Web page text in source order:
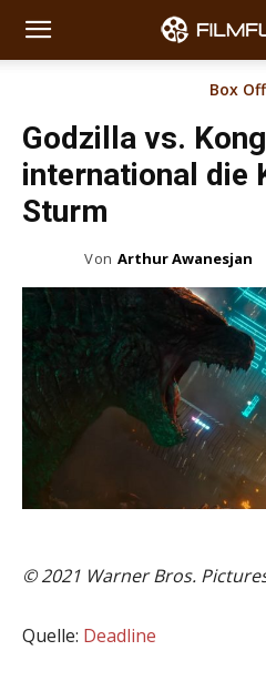
Box
Godzilla vs.
international die
Sturm
Von Arthur Awanesjan
© 2021 Warner Bros.
Quelle: Deadline